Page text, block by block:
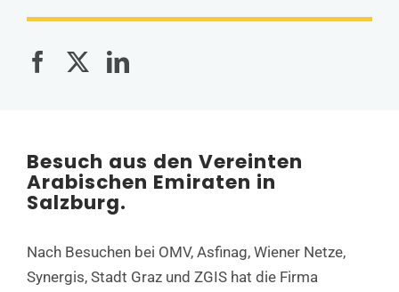
Besuch aus den Vereinten
Arabischen Emiraten in
Salzburg.
Nach Besuchen bei OMV, Asfinag, Wiener Netze,
Synergis, Stadt Graz und ZGIS hat die Firma